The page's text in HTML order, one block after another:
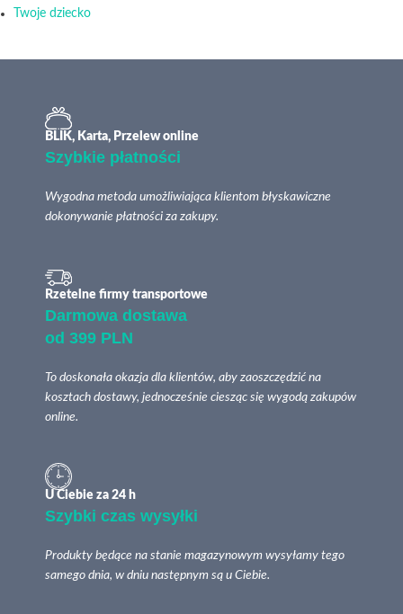
Twoje dziecko
BLIK, Karta, Przelew online
Szybkie płatności
Wygodna metoda umożliwiająca klientom błyskawiczne
dokonywanie płatności za zakupy.
Rzetelne firmy transportowe
Darmowa dostawa
od 399 PLN
To doskonała okazja dla klientów, aby zaoszczędzić na
kosztach dostawy, jednocześnie ciesząc się wygodą zakupów
online.
U Ciebie za 24 h
Szybki czas wysyłki
Produkty będące na stanie magazynowym wysyłamy tego
samego dnia, w dniu następnym są u Ciebie.